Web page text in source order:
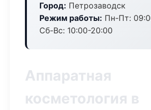
Город: Петрозаводск
Режим работы: Пн-Пт:
Сб-Вс: 10:00-20:00
Аппаратная
косметология в